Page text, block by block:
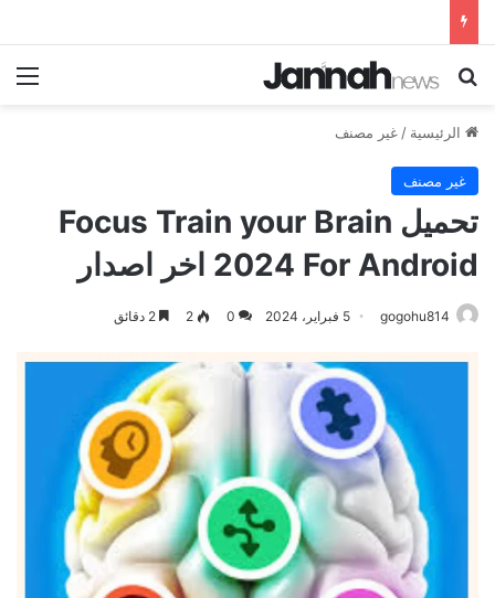
بحث عن
الرئيسية / غير مصنف
غير مصنف
تحميل Focus Train your Brain
2024 For Android اخر اصدار
gogohu814 5 فبراير، 2024 0
2